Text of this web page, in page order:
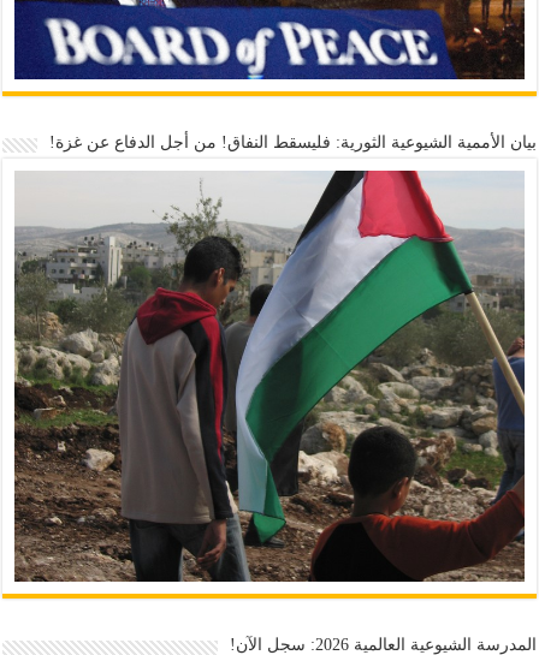
بيان الأممية الشيوعية الثورية: فليسقط النفاق! من أجل الدفاع عن غزة!
المدرسة الشيوعية العالمية 2026: سجل الآن!